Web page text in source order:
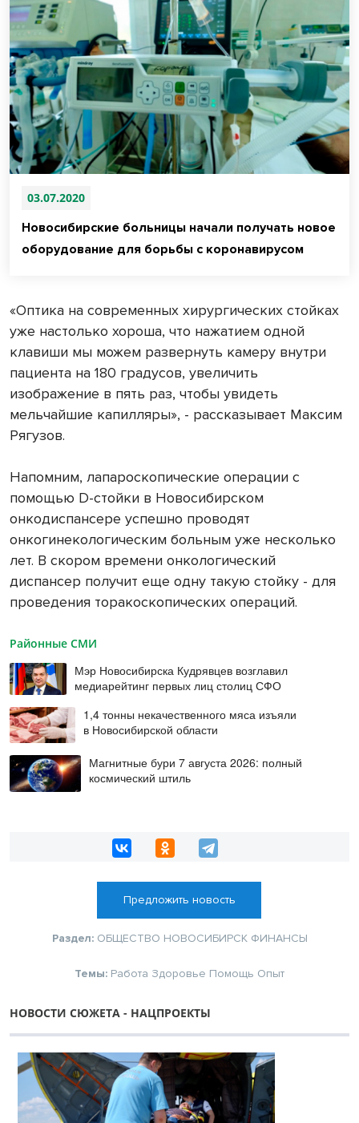
03.07.2020
Новосибирские больницы начали получать новое
оборудование для борьбы с коронавирусом
«Оптика на современных хирургических стойках
уже настолько хороша, что нажатием одной
клавиши мы можем развернуть камеру внутри
пациента на 180 градусов, увеличить
изображение в пять раз, чтобы увидеть
мельчайшие капилляры», - рассказывает Максим
Рягузов.
Напомним, лапароскопические операции с
помощью D-стойки в Новосибирском
онкодиспансере успешно проводят
онкогинекологическим больным уже несколько
лет. В скором времени онкологический
диспансер получит еще одну такую стойку - для
проведения торакоскопических операций.
Районные СМИ
Мэр Новосибирска Кудрявцев возглавил
медиарейтинг первых лиц столиц СФО
1,4 тонны некачественного мяса изъяли
в Новосибирской области
Магнитные бури 7 августа 2026: полный
космический штиль
Предложить новость
Раздел: ОБЩЕСТВО НОВОСИБИРСК ФИНАНСЫ
Темы: Работа Здоровье Помощь Опыт
НОВОСТИ СЮЖЕТА - НАЦПРОЕКТЫ